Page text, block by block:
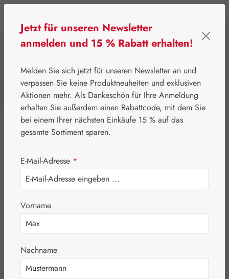
⌂ Handelswaren Erotik & Hygiene
Eigenprodukte
Leitner Lifecare
Handelswaren
Embamed®
Erotik & Hygiene
Jetzt für unseren Newsletter
anmelden und 15 % Rabatt erhalten!
Melden Sie sich jetzt für unseren Newsletter an und
verpassen Sie keine Produktneuheiten und exklusiven
Aktionen mehr. Als Dankeschön für Ihre Anmeldung
erhalten Sie außerdem einen Rabattcode, mit dem Sie
bei einem Ihrer nächsten Einkäufe 15 % auf das
gesamte Sortiment sparen.
E-Mail-Adresse *
Vorname
Nachname